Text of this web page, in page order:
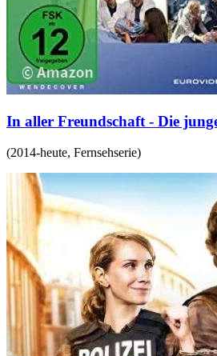
In aller Freundschaft - Die
(2014-heute, Fernsehserie)